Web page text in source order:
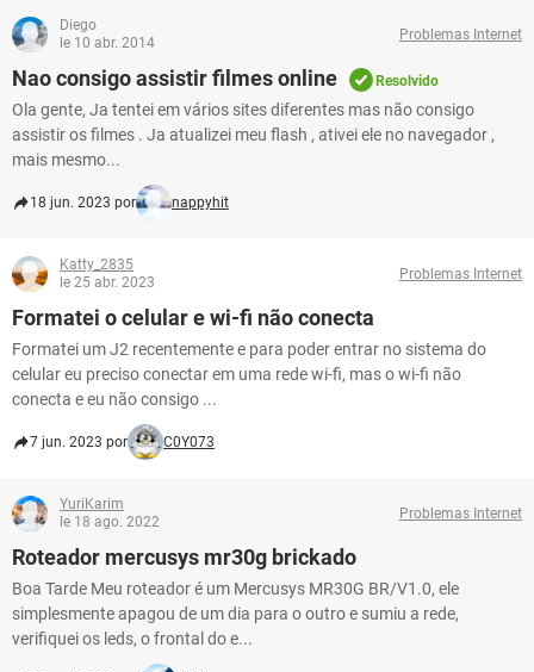
Diego
le 10 abr. 2014
Problemas Internet
Nao consigo assistir filmes online Resolvido
Ola gente, Ja tentei em vários sites diferentes mas não consigo
assistir os filmes . Ja atualizei meu flash , ativei ele no navegador ,
mais mesmo...
18 jun. 2023 por nappyhit
Katty_2835
le 25 abr. 2023
Problemas Internet
Formatei o celular e wi-fi não conecta
Formatei um J2 recentemente e para poder entrar no sistema do
celular eu preciso conectar em uma rede wi-fi, mas o wi-fi não
conecta e eu não consigo ...
7 jun. 2023 por C0Y073
YuriKarim
le 18 ago. 2022
Problemas Internet
Roteador mercusys mr30g brickado
Boa Tarde Meu roteador é um Mercusys MR30G BR/V1.0, ele
simplesmente apagou de um dia para o outro e sumiu a rede,
verifiquei os leds, o frontal do e...